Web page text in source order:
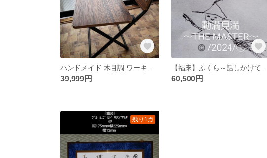
39,999円 60,500円
残り1点